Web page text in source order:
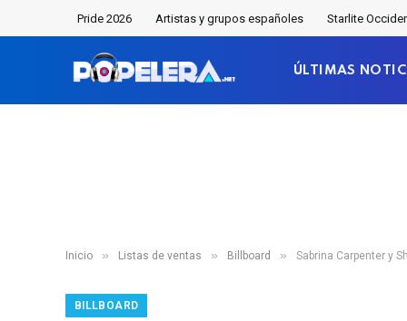
Pride 2026 Artistas y grupos españoles Starlite
ÚLTIMAS
Inicio » Listas de ventas » Billboard » Sabrina Carpenter y
BILLBOARD